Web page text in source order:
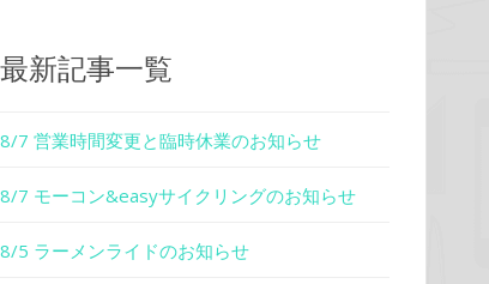
最新記事一覧
8/7 営業時間変更と臨時休業のお知らせ
8/7 モーコン&easyサイクリングのお知らせ
8/5 ラーメンライドのお知らせ